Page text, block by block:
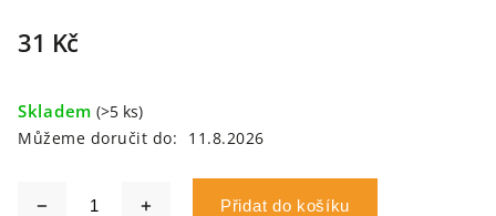
31 Kč
Skladem (>5 ks)
Můžeme doručit do:
11.8.2026
Přidat do košíku